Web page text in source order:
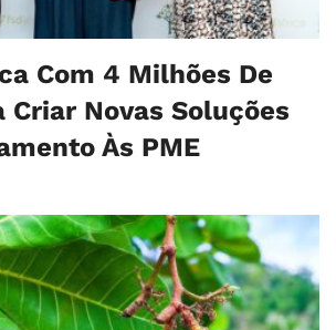
Com 4 Milhões De
Criar Novas Soluções
Às PME